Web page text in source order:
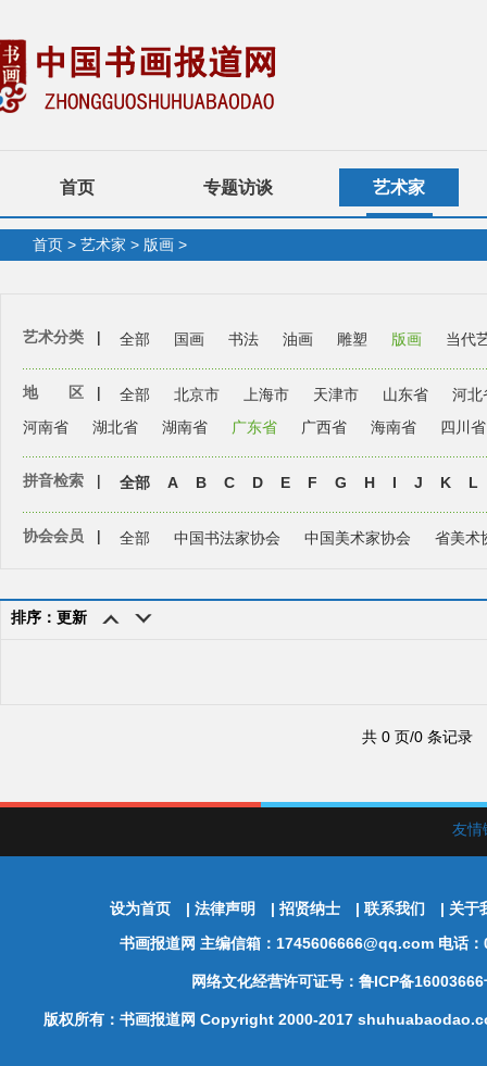
首页 专题访谈 艺术家
首页 > 艺术家 > 版画 >
艺术分类 | 全部 国画 书法 油画 雕塑 版画 当代
地 区 | 全部 北京市 上海市 天津市 山东省
河北
河南省
湖北省 湖南省 广东省 广西省 海南省 四川省
拼音检索 | 全部 A B C D E F G H I J K L
协会会员 | 全部 中国书法家协会 中国美术家协会 省美术
排序：更新
共 0 页/0 条记录
友
设为首页 | 法律声明 | 招贤纳士 | 联系我们 | 关于
书画报道网 主编信箱：1745606666@qq.com 电话
网络文化经营许可证号：鲁ICP备
版权所有：书画报道网 Copyright 2000-2017